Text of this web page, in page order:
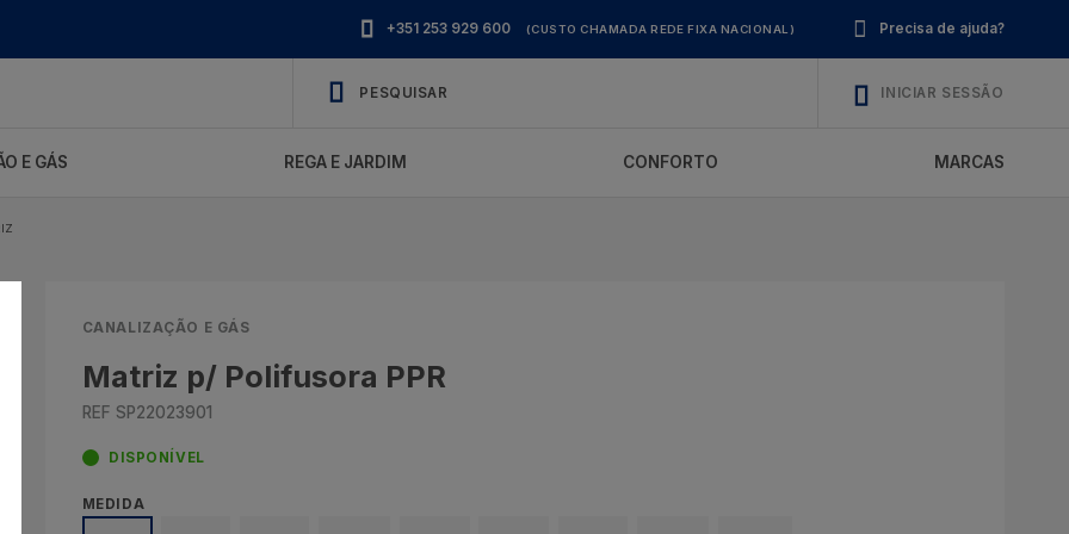
Precisa de ajuda?
+351 253 929 600 (CUSTO CHAMADA REDE FIXA NACIONAL)
INICIAR SESSÃO
E GÁS REGA E JARDIM CONFORTO MARCAS
CANALIZAÇÃO E GÁS
Matriz p/ Polifusora PPR
REF SP22023901
DISPONÍVEL
MEDIDA